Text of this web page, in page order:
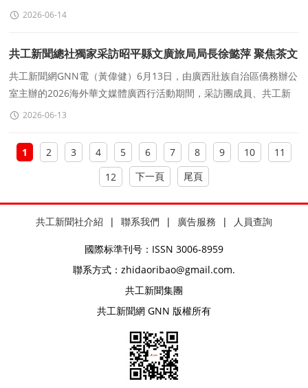
祖國統一的堅定立場
2026-06-14
共工新聞總社獨家采訪昭平縣文廣旅局局長徐懿萍 聚焦茶文
化賦能文旅融合
共工新聞網GNN電（黃偉健）6月13日，由廣西壯族自治區僑務辦公
室主辦的2026海外華文媒體廣西行活動期間，采訪團成員、共工新
聞總社副社長黃偉健對昭平縣文化廣電和旅遊局黨組書記徐懿萍進行
2026-06-13
1 2 3 4 5 6 7 8 9 10
11
12
下一頁 尾頁
共工新聞社介紹 | 聯系我們 | 廣告服務 | 人員查詢
國際标準刊号：ISSN 3006-8959
聯系方式：zhidaoribao@gmail.com.
共工新聞集團
共工新聞網 GNN 版權所有